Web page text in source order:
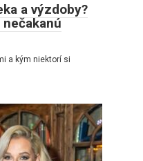
a výzdoby?
a kým niektorí si